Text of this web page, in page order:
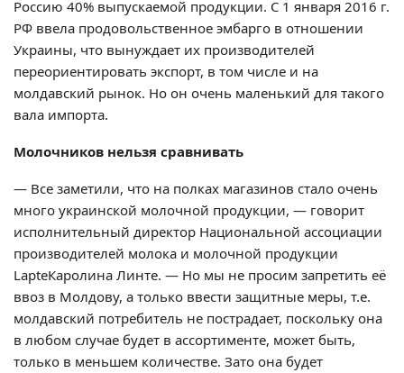
Россию 40% выпускаемой продукции. С 1 января 2016 г.
РФ ввела продовольственное эмбарго в отношении
Украины, что вынуждает их производителей
переориентировать экспорт, в том числе и на
молдавский рынок. Но он очень маленький для такого
вала импорта.
Молочников нельзя сравнивать
— Все заметили, что на полках магазинов стало очень
много украинской молочной продукции, — говорит
исполнительный директор Национальной ассоциации
производителей молока и молочной продукции
LapteКаролина Линте. — Но мы не просим запретить её
ввоз в Молдову, а только ввести защитные меры, т.е.
молдавский потребитель не пострадает, поскольку она
в любом случае будет в ассортименте, может быть,
только в меньшем количестве. Зато она будет